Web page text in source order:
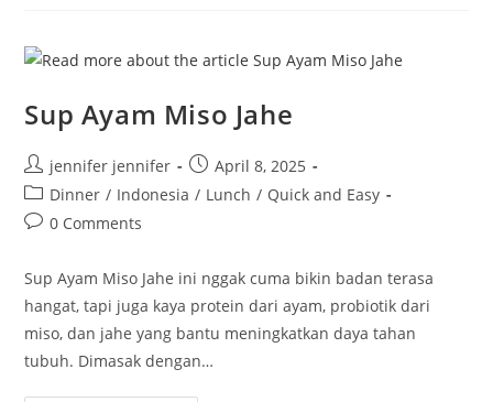
ย่าง
Sup Ayam Miso Jahe
Post
author:
jennifer jennifer
Post
published:
April 8, 2025
Post
category:
Dinner / Indonesia / Lunch / Quick and Easy
Post0 Comments
Sup Ayam Miso Jahe ini nggak cuma bikin badan terasa
hangat, tapi juga kaya protein dari ayam, probiotik dari
miso, dan jahe yang bantu meningkatkan daya tahan
tubuh. Dimasak dengan…